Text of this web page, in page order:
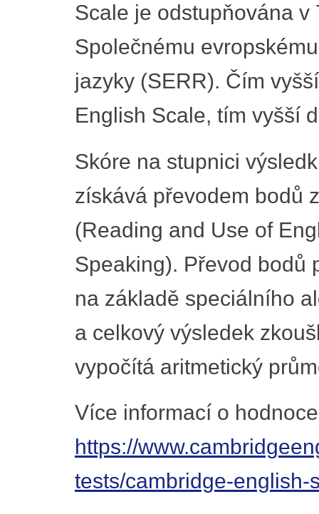
Scale je odstupňována
Společnému
jazyky (SERR). Čím
English Scale, tím vyšší
Skóre na stupnici
získává převodem bodů
(Reading and Use of
Speaking). Převod bodů
na základě speciálního
a celkový výsledek
vypočítá aritmetický
Více informací o
https://
tests/cambridge-english-